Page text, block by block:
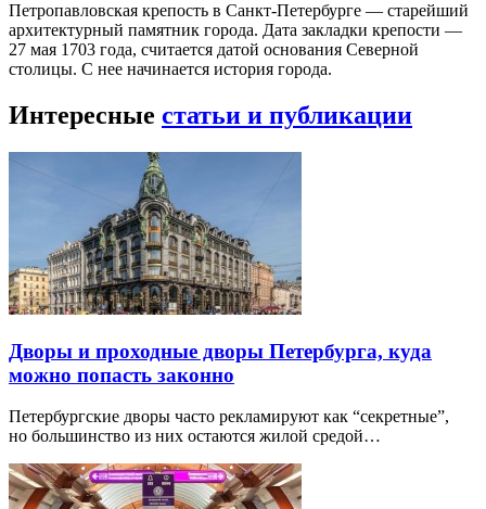
Петропавловская крепость в Санкт-Петербурге — старейший
архитектурный памятник города. Дата закладки крепости —
27 мая 1703 года, считается датой основания Северной
столицы. С нее начинается история города.
Интересные статьи и публикации
Дворы и проходные дворы Петербурга, куда
можно попасть законно
Петербургские дворы часто рекламируют как “секретные”,
но большинство из них остаются жилой средой…